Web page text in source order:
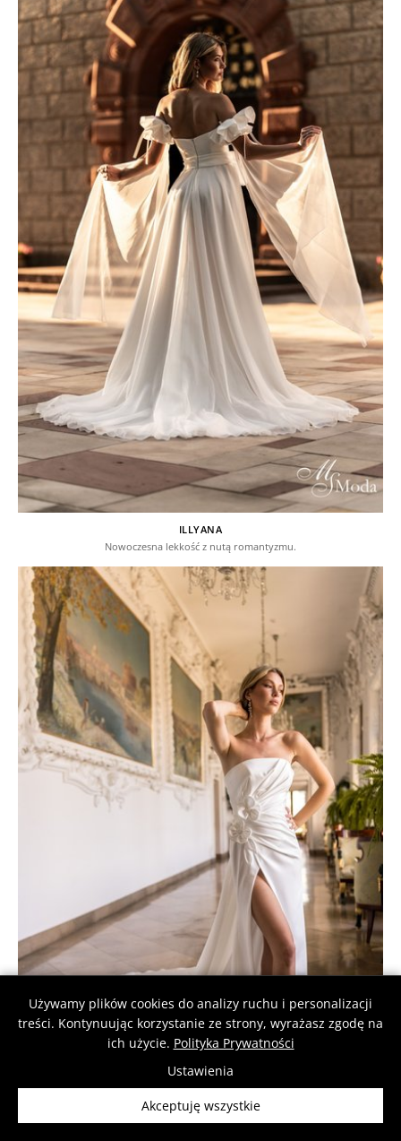
ILLYANA
Nowoczesna lekkość z nutą romantyzmu.
Używamy plików cookies do analizy ruchu i personalizacji
treści. Kontynuując korzystanie ze strony, wyrażasz zgodę na
ich użycie. Polityka Prywatności
Ustawienia
Akceptuję wszystkie